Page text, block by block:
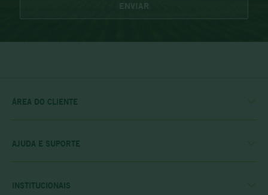
ENVIAR
ÁREA DO CLIENTE
AJUDA E SUPORTE
PRIVACIDADE E SEGURANÇA
INSTITUCIONAIS